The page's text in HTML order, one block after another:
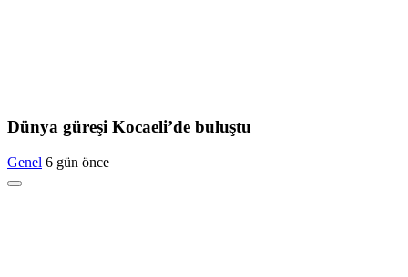
Dünya güreşi Kocaeli’de buluştu
Genel 6 gün önce